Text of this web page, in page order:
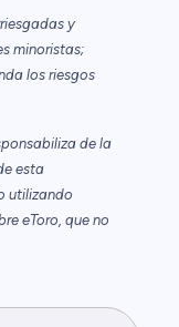
y
minoristas;
los riesgos
de la
esta
utilizando
eToro, que no